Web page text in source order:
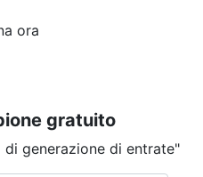
ora
gratuito
generazione di entrate"